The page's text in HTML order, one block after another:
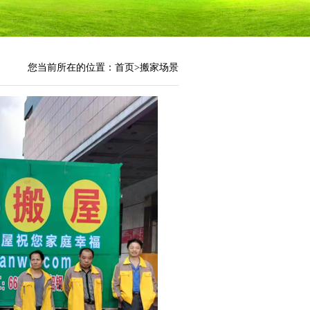
您当前所在的位置： 首页>搬家场景